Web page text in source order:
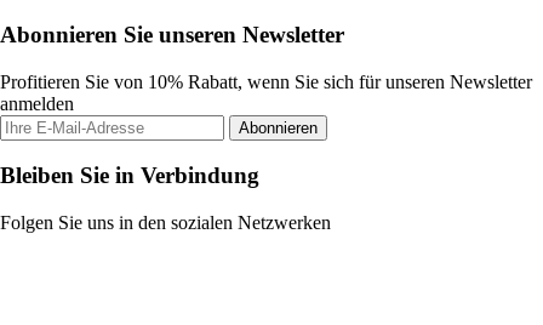
Abonnieren Sie unseren Newsletter
Profitieren Sie von 10% Rabatt, wenn Sie sich für unseren Newsletter
anmelden
Abonnieren
Bleiben Sie in Verbindung
Folgen Sie uns in den sozialen Netzwerken